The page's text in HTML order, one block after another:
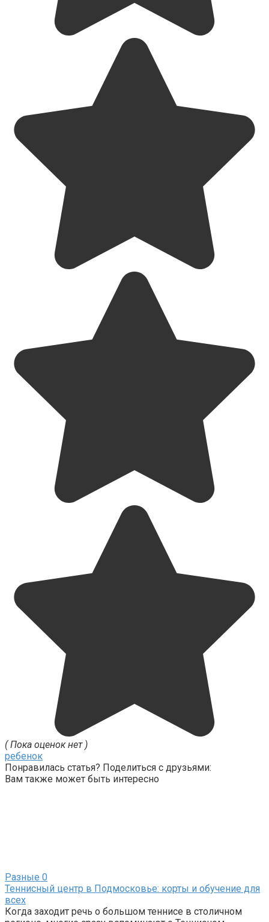
( Пока оценок нет )
ребенок
Понравилась статья? Поделиться с друзьями:
Вам также может быть интересно
Разные 0
Теннисный центр в Подмосковье: корты и обучение для
всех
Когда заходит речь о большом теннисе в столичном